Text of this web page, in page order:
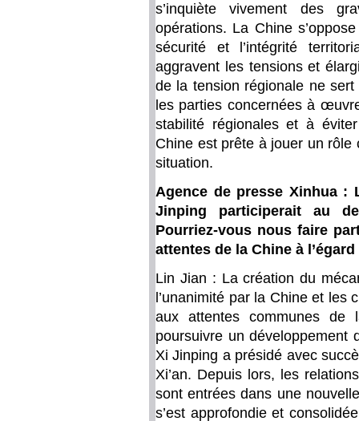
s’inquiète vivement des
opérations. La Chine
sécurité et l’intégrité
aggravent les tensions et
de la tension régionale ne
les parties concernées à
stabilité régionales et à
Chine est prête à jouer un rôle
situation.
Agence de presse Xinhua :
Jinping participerait au
Pourriez-vous nous faire
attentes de la Chine à
Lin Jian : La création du
l’unanimité par la Chine et les
aux attentes communes
poursuivre un développement
Xi Jinping a présidé avec
Xi’an. Depuis lors, les
sont entrées dans une
s’est approfondie et